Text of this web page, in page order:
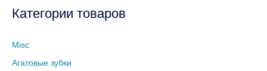
Категории товаров
Misc
Агатовые зубки